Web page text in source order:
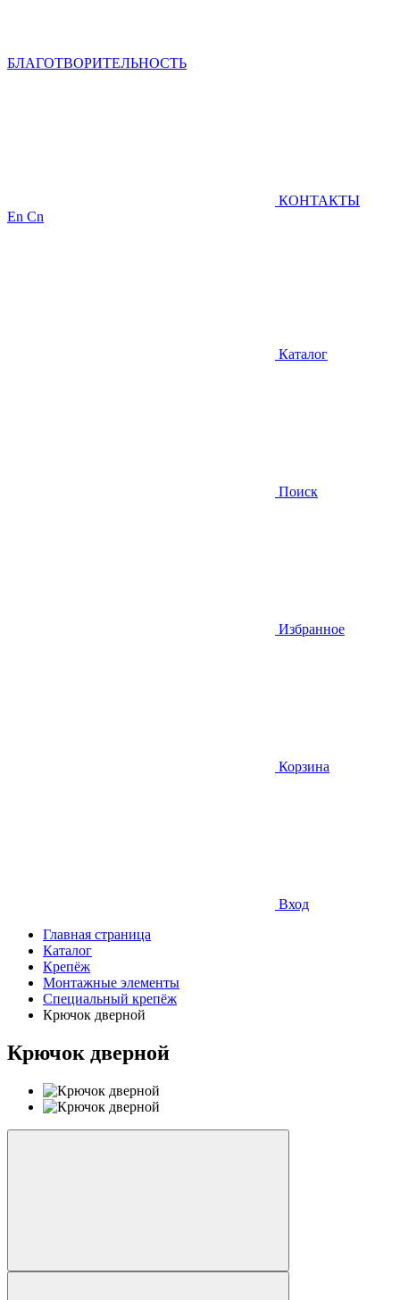
БЛАГОТВОРИТЕЛЬНОСТЬ
КОНТАКТЫ
En Cn
Каталог
Поиск
Избранное
Корзина
Вход
Главная страница
Каталог
Крепёж
Монтажные элементы
Специальный крепёж
Крючок дверной
Крючок дверной